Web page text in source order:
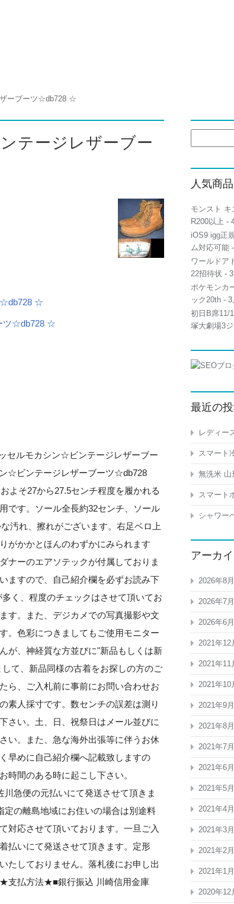
ーブーツ☆db728 ☆
テージレザーブー
☆db728 ☆
ルモカシン☆ビンテージレザーブー
ビンテージレザーブーツ☆db728
よそ27から27.5センチ程度を履かれる
です。ソール全長約32センチ、ソール
汚れ、擦れがございます。右足ベロ上
がかかとほんのわずかにみられます
ナーのエアソテックが付属しておりま
ますので、自己紹介欄を必ずお読み下
く、程度のチェックはさせて頂いてお
す。また、デジカメでの写真撮影や文
。色彩につきましてもご使用モニター
が、神経質な方並びに"新品もしくは新
て、新品同様の古着をお探しの方のご
ら、ご入札前に事前にお問い合わせお
素人採寸です。数センチの誤差は測り
さい。土、日、祝祭日はメール並びに
い。また、急な海外出張等に伴うお休
早めに自己紹介欄へ記載致しますの
時間のある時に起こし下さい。
急便の元払いにて発送させて頂きま
の離島地域にお住いの場合は別途料
対応させて頂いております。一旦ご入
払いにて発送させて頂きます。定形
たしておりません。落札後にお申し出
支払方法★■銀行振込 川崎信用金庫
索:
人気商
モンスト
R200以上 -
iOS9 igg正
ム対応可能
ワールドア
22招待状 -
ポケモンカ
ック20th -
初日B席11/
塚大劇場3ジ
最近の
レディー
スマート
無洗米 山
スマート
シャワー
アーカ
2026年8月
2026年7月
2026年6月
2021年12
2021年11
2021年10
2021年9月
2021年8月
2021年7月
2021年6月
2021年5月
2021年4月
2021年3月
2021年2月
2021年1月
2020年12